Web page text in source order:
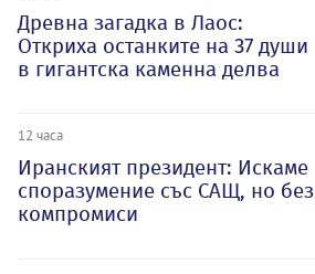
Древна загадка в Лаос:
Откриха останките на 37 души
в гигантска каменна делва
12 часа
Иранският президент: Искаме
споразумение със САЩ, но без
компромиси